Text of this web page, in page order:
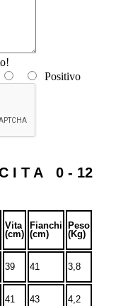
Positivo
I T A 0 - 12
Vita
(cm)
Fianchi
(cm)
Peso
(Kg)
39 41 3,8
41 43 4,2